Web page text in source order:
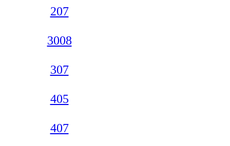
207
3008
307
405
407